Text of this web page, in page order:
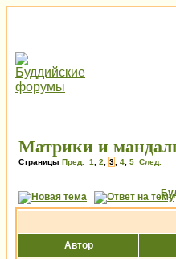
Матрики и
Страницы Пред. 1 2 3 4 5 След.
Автор